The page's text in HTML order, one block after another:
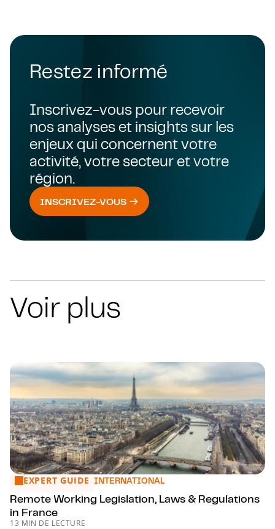
Restez informé
Inscrivez-vous pour recevoir
nos analyses et insights sur les
enjeux qui concernent votre
activité, votre secteur et votre
région.
INSCRIVEZ-VOUS
Voir plus
Remote Working Legislation, Laws & Regulations in France
EXPERT GUIDE INTERNATIONAL
Remote Working Legislation, Laws & Regulations
in France
13 MIN DE LECTURE